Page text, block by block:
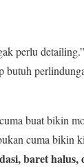
perlu detailing.”
butuh
buat bikin
cuma bikin
baret halus,